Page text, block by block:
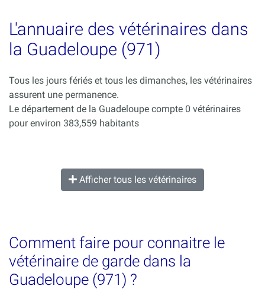
L'annuaire des vétérinaires dans
la Guadeloupe (971)
Tous les jours fériés et tous les dimanches, les vétérinaires
assurent une permanence.
Le département de la Guadeloupe compte 0 vétérinaires
pour environ 383,559 habitants
Afficher tous les vétérinaires
Comment faire pour connaitre le
vétérinaire de garde dans la
Guadeloupe (971) ?